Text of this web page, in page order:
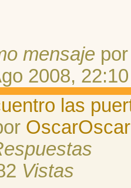
mensaje
2008, 22:10
las
OscarOscar
Vistas